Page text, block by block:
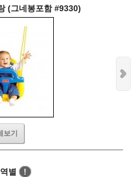
(그네봉포함 #9330)
보기
별
!